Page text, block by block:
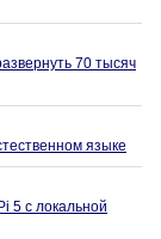
70 тысяч
языке
5 с локальной